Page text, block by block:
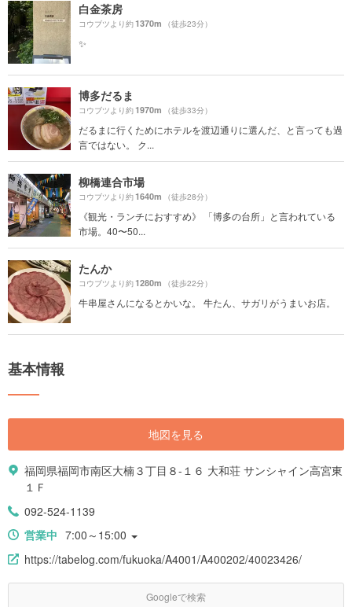
白金茶房
コウブツより約1370m （徒歩23分）
✨
博多だるま
コウブツより約1970m （徒歩33分）
だるまに行くためにホテルを渡辺通りに選んだ、と言っても過
言ではない。 ク...
柳橋連合市場
コウブツより約1640m （徒歩28分）
《観光・ランチにおすすめ》 「博多の台所」と言われている
市場。40〜50...
たんか
コウブツより約1280m （徒歩22分）
牛串屋さんになるとかいな。 牛たん、サガリがうまいお店。
基本情報
地図を見る
福岡県福岡市南区大楠３丁目８-１６ 大和荘 サンシャイン高宮東
１Ｆ
092-524-1139
営業中 7:00～15:00
https://tabelog.com/fukuoka/A4001/A400202/40023426/
Googleで検索